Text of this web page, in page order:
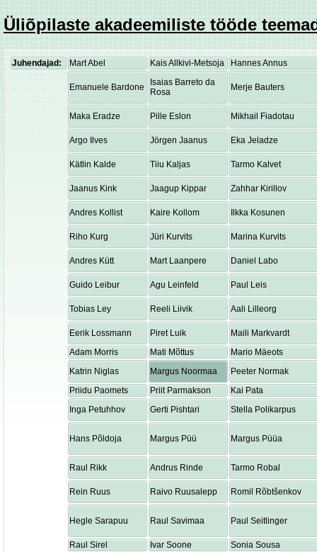
Üliõpilaste akadeemiliste tööde
Juhendajad: Mart Abel Kais Allkivi-Metsoja Hannes Annus
Emanuele Bardone
Isaias Barreto da
Rosa
Merje Bauters
Maka Eradze Pille Eslon Mikhail Fiadotau
Argo Ilves Jörgen Jaanus Eka Jeladze
Kätlin Kalde Tiiu Kaljas Tarmo Kalvet
Jaanus Kink Jaagup Kippar Zahhar Kirillov
Andres Kollist Kaire Kollom Ilkka Kosunen
Riho Kurg Jüri Kurvits Marina Kurvits
Andres Kütt Mart Laanpere Daniel Labo
Guido Leibur Agu Leinfeld Paul Leis
Tobias Ley Reeli Liivik Aali Lilleorg
Eerik Lossmann Piret Luik
Maili Markvardt
Adam Morris
Mati Mõttus
Mario Mäeots
Katrin Niglas
Margus Noormaa
Peeter Normak
Priidu Paomets
Priit Parmakson
Kai Pata
Inga Petuhhov
Gerti Pishtari Stella Polikarpus
Hans Põldoja Margus Püü Margus Püüa
Raul Rikk Andrus Rinde Tarmo Robal
Rein Ruus Raivo Ruusalepp Romil Rõbtšenkov
Hegle Sarapuu Raul Savimaa Paul Seitlinger
Raul Sirel Ivar Soone
Sonia Sousa